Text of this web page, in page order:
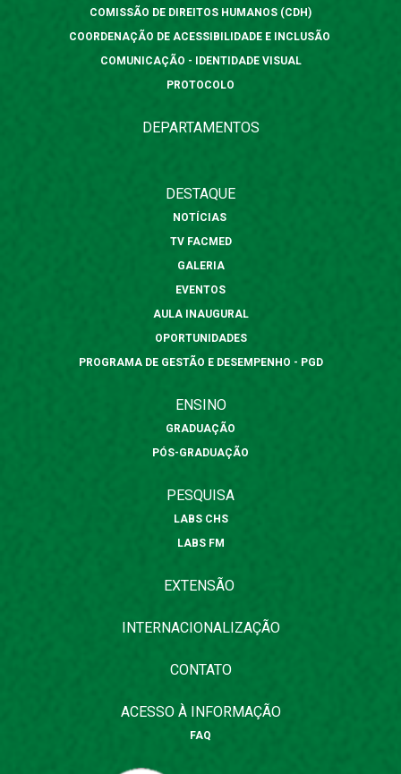
COMISSÃO DE DIREITOS HUMANOS (CDH)
COORDENAÇÃO DE ACESSIBILIDADE E INCLUSÃO
COMUNICAÇÃO - IDENTIDADE VISUAL
PROTOCOLO
DEPARTAMENTOS
DESTAQUE
NOTÍCIAS
TV FACMED
GALERIA
EVENTOS
AULA INAUGURAL
OPORTUNIDADES
PROGRAMA DE GESTÃO E DESEMPENHO - PGD
ENSINO
GRADUAÇÃO
PÓS-GRADUAÇÃO
PESQUISA
LABS CHS
LABS FM
EXTENSÃO
INTERNACIONALIZAÇÃO
CONTATO
ACESSO À INFORMAÇÃO
FAQ